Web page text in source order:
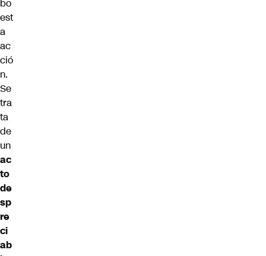
bo
est
a
ac
ció
n.
Se
tra
ta
de
un
ac
to
de
sp
re
ci
ab